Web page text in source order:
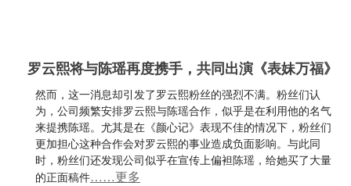
罗云熙将与陈瑶再度携手，共同出演《表妹万福》
然而，这一消息却引发了罗云熙粉丝的强烈不满。粉丝们认
为，公司频繁安排罗云熙与陈瑶合作，似乎是在利用他的名气
来提携陈瑶。尤其是在《颜心记》表现不佳的情况下，粉丝们
更加担心这种合作会对罗云熙的事业造成负面影响。与此同
时，粉丝们还发现公司似乎在宣传上偏袒陈瑶，给她买了大量
的正面稿件……更多